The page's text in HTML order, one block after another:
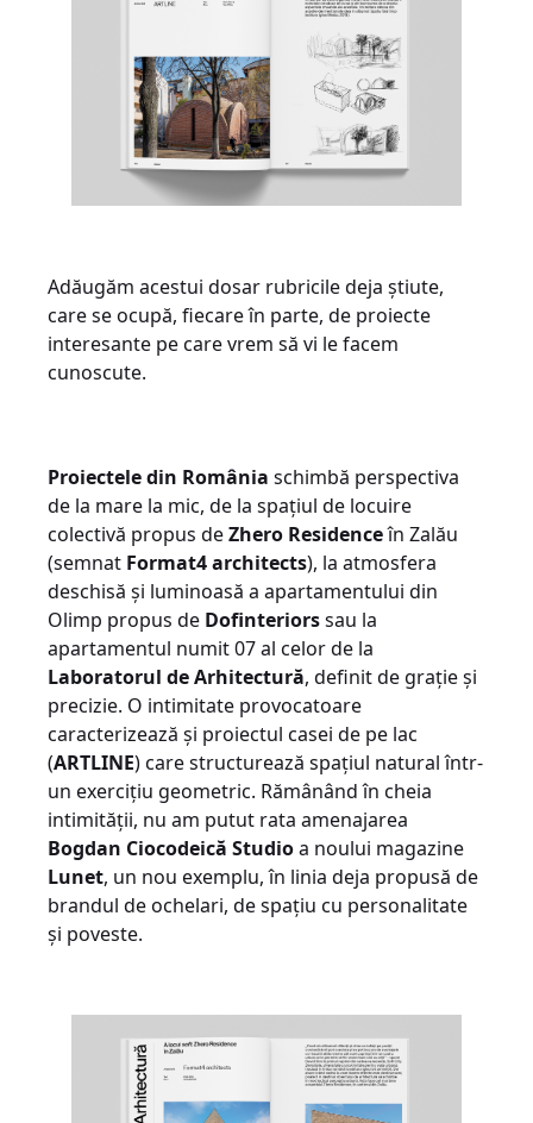
Adăugăm acestui dosar rubricile deja știute,
care se ocupă, fiecare în parte, de proiecte
interesante pe care vrem să vi le facem
cunoscute.
Proiectele din România schimbă perspectiva
de la mare la mic, de la spațiul de locuire
colectivă propus deZhero Residenceîn Zalău
(semnat Format4 architects), la atmosfera
deschisă și luminoasă a apartamentului din
Olimp propus de Dofinteriorssau la
apartamentul numit 07 al celor de la
Laboratorul de Arhitectură, definit de grație și
precizie. O intimitate provocatoare
caracterizează și proiectul casei de pe lac
(ARTLINE) care structurează spațiul natural într-
un exercițiu geometric. Rămânând în cheia
intimității, nu am putut rata amenajarea
Bogdan Ciocodeică Studioa noului magazine
Lunet, un nou exemplu, în linia deja propusă de
brandul de ochelari, de spațiu cu personalitate
și poveste.